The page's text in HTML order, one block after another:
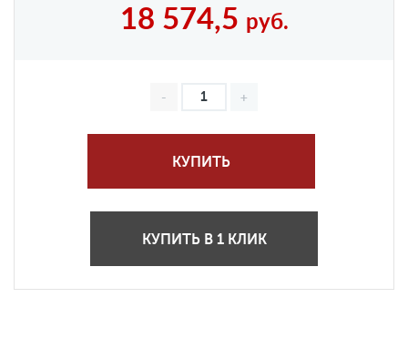
18 574,5 руб.
КУПИТЬ
КУПИТЬ В 1 КЛИК